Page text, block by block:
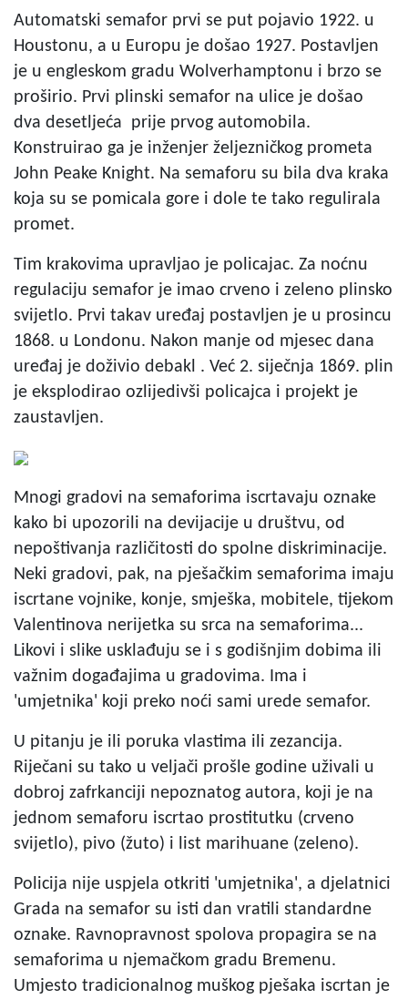
Automatski semafor prvi se put pojavio 1922. u
Houstonu, a u Europu je došao 1927. Postavljen
je u engleskom gradu Wolverhamptonu i brzo se
proširio. Prvi plinski semafor na ulice je došao
dva desetljeća prije prvog automobila.
Konstruirao ga je inženjer željezničkog prometa
John Peake Knight. Na semaforu su bila dva kraka
koja su se pomicala gore i dole te tako regulirala
promet.
Tim krakovima upravljao je policajac. Za noćnu
regulaciju semafor je imao crveno i zeleno plinsko
svijetlo. Prvi takav uređaj postavljen je u prosincu
1868. u Londonu. Nakon manje od mjesec dana
uređaj je doživio debakl . Već 2. siječnja 1869. plin
je eksplodirao ozlijedivši policajca i projekt je
zaustavljen.
Mnogi gradovi na semaforima iscrtavaju oznake
kako bi upozorili na devijacije u društvu, od
nepoštivanja različitosti do spolne diskriminacije.
Neki gradovi, pak, na pješačkim semaforima imaju
iscrtane vojnike, konje, smješka, mobitele, tijekom
Valentinova nerijetka su srca na semaforima...
Likovi i slike usklađuju se i s godišnjim dobima ili
važnim događajima u gradovima. Ima i
'umjetnika' koji preko noći sami urede semafor.
U pitanju je ili poruka vlastima ili zezancija.
Riječani su tako u veljači prošle godine uživali u
dobroj zafrkanciji nepoznatog autora, koji je na
jednom semaforu iscrtao prostitutku (crveno
svijetlo), pivo (žuto) i list marihuane (zeleno).
Policija nije uspjela otkriti 'umjetnika', a djelatnici
Grada na semafor su isti dan vratili standardne
oznake. Ravnopravnost spolova propagira se na
semaforima u njemačkom gradu Bremenu.
Umjesto tradicionalnog muškog pješaka iscrtan je